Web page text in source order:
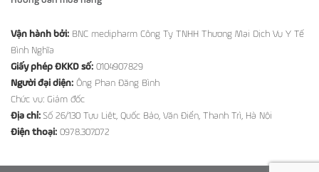
Vận hành bởi: BNC medipharm Công Ty TNHH Thương Mại Dịch Vụ Y Tế
Bình Nghĩa
Giấy phép ĐKKD số: 0104907829
Người đại diện: Ông Phan Đăng Bình
Chức vụ: Giám đốc
Địa chỉ: Số 26/130 Tựu Liệt, Quốc Bảo, Văn Điển, Thanh Trì, Hà Nội
Điện thoại: 0978.307.072